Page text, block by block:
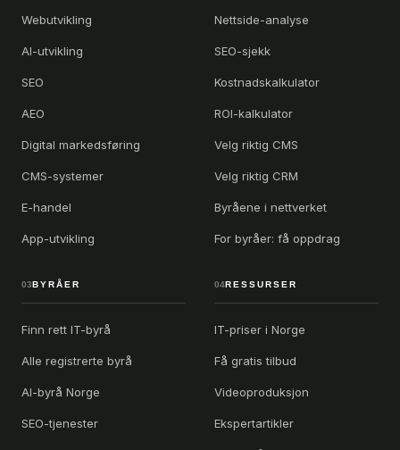
Webutvikling
AI-utvikling
SEO
AEO
Digital markedsføring
CMS-systemer
E-handel
App-utvikling
Nettside-analyse
SEO-sjekk
Kostnadskalkulator
ROI-kalkulator
Velg riktig CMS
Velg riktig CRM
Byråene i nettverket
For byråer: få oppdrag
03 BYRÅER
Finn rett IT-byrå
Alle registrerte byrå
AI-byrå Norge
SEO-tjenester
04RESSURSER
IT-priser i Norge
Få gratis tilbud
Videoproduksjon
Ekspertartikler